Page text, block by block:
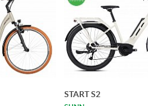
START S2